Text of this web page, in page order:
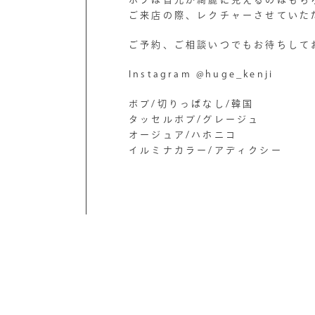
ご来店の際、レクチャーさせていた
ご予約、ご相談いつでもお待ちして
Instagram @huge_kenji
ボブ/切りっぱなし/韓国
タッセルボブ/グレージュ
オージュア/ハホニコ
イルミナカラー/アディクシー